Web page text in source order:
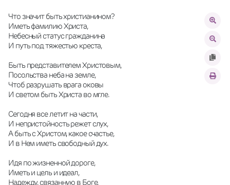
Что значит быть христианином?
Иметь фамилию Христа,
Небесный статус гражданина
И путь под тяжестью креста,
Быть представителем Христовым,
Посольства неба на земле,
Чтоб разрушать врага оковы
И светом быть Христа во мгле.
Сегодня все летит на части,
И непристойность режет слух,
А быть с Христом, какое счастье,
И в Нем иметь свободный дух.
Идя по жизненной дороге,
Иметь и цель и идеал,
Надежду, связанную в Боге,